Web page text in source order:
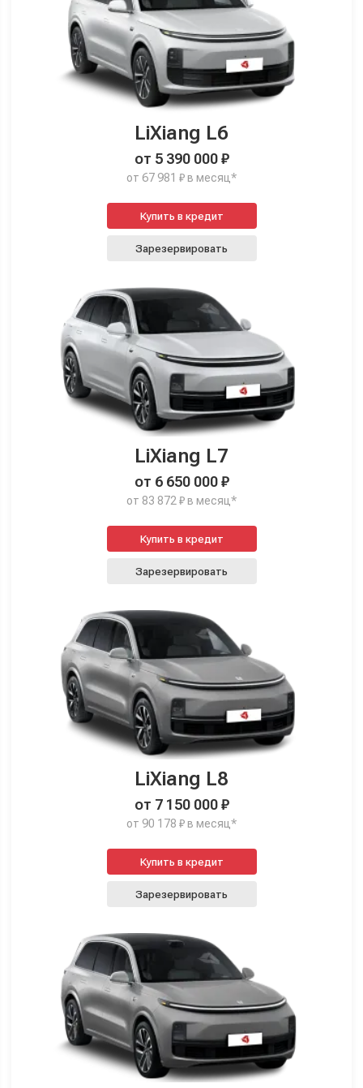
LiXiang L6
от 5 390 000 ₽
от 67 981 ₽ в месяц*
Купить в кредит
Зарезервировать
LiXiang L7
от 6 650 000 ₽
от 83 872 ₽ в месяц*
Купить в кредит
Зарезервировать
LiXiang L8
от 7 150 000 ₽
от 90 178 ₽ в месяц*
Купить в кредит
Зарезервировать